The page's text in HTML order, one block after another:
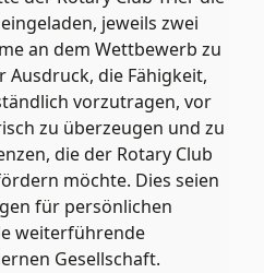
jeweils zwei
an dem Wettbewerb zu
Ausdruck, die Fähigkeit,
vorzutragen, vor
zu überzeugen und zu
die der Rotary Club
möchte. Dies seien
für persönlichen
weiterführende
Gesellschaft.